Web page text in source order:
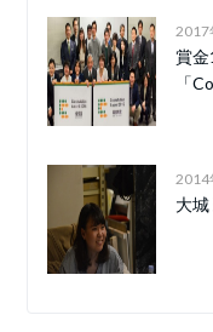
2017
賞
「
2014
大城